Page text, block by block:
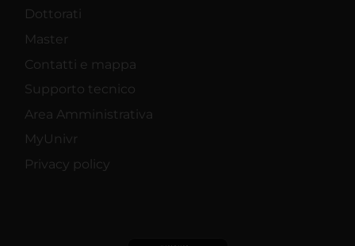
Dottorati
Master
Contatti e mappa
Supporto tecnico
Area Amministrativa
MyUnivr
Privacy policy